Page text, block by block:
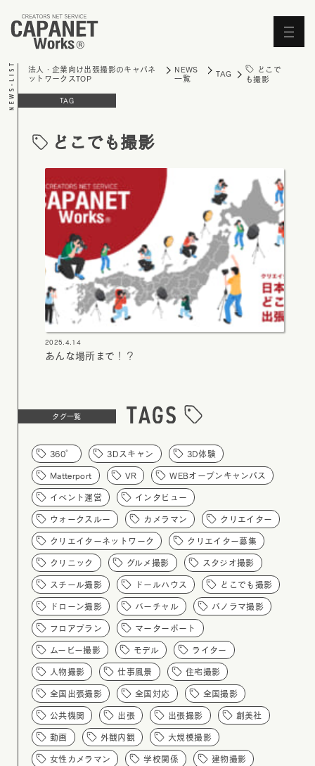
法人・企業向け出張撮影のキャパネ
ットワークスTOP
NEWS
一覧
TAG
どこで
も撮影
TAG
どこでも撮影
2025.4.14
あんな場所まで！？
タグ一覧
360° 3Dスキャン 3D体験
Matterport VR WEBオープンキャンパス
イベント運営 インタビュー
ウォークスルー カメラマン クリエイター
クリエイターネットワーク クリエイター募集
クリニック グルメ撮影 スタジオ撮影
スチール撮影 ドールハウス どこでも撮影
ドローン撮影 バーチャル パノラマ撮影
フロアプラン マーターポート
ムービー撮影 モデル ライター
人物撮影 仕事風景 住宅撮影
全国出張撮影 全国対応 全国撮影
公共機関 出張 出張撮影 創美社
動画 外観内観 大規模撮影
女性カメラマン 学校関係 建物撮影